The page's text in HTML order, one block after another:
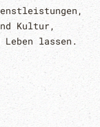
Kultur,
lassen.